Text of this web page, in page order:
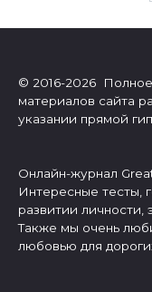
© 2016-2026 Полное
материалов сайта
указании прямой
Онлайн-журнал
Интересные тесты,
развитии личности,
Также мы очень
любовью для